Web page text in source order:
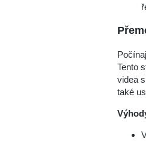
Tento
videa
také